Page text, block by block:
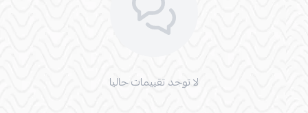
لا توجد تقييمات حاليا